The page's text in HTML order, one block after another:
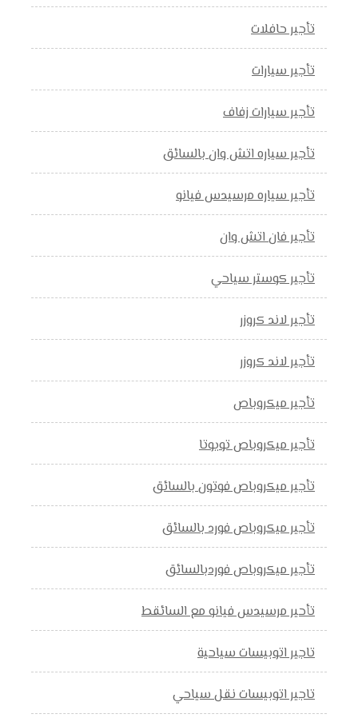
تأجير حافلات
تأجير سيارات
تأجير سيارات زفاف
تأجير سياره اتش وان بالسائق
تأجير سياره مرسيدس فيانو
تأجير فان اتش وان
تأجير كوستر سياحي
تأجير لاند كروزر
تأجير لاند كروزر
تأجير ميكروباص
تأجير ميكروباص تويوتا
تأجير ميكروباص فوتون بالسائق
تأجير ميكروباص فورد بالسائق
تأجير ميكروباص فوردبالسائق
تأحير مرسيدس فيانو مع السائقط
تاجير اتوبيسات سياحية
تاجير اتوبيسات نقل سياحي